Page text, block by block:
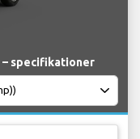
specifikationer